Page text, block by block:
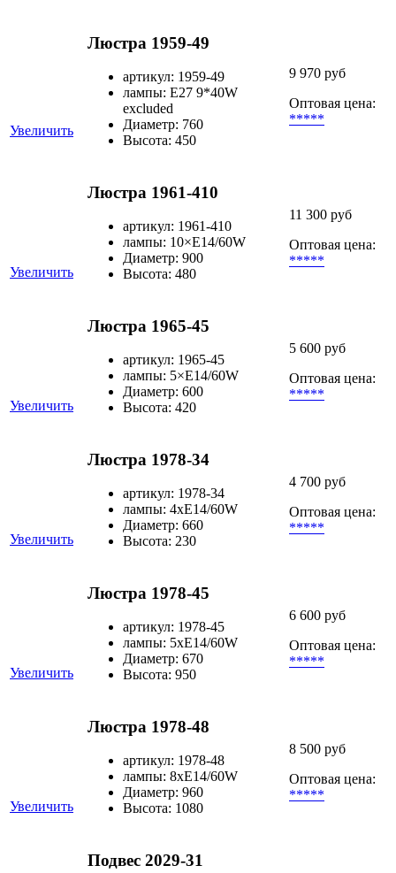
Увеличить
Люстра 1959-49
артикул: 1959-49
лампы: E27 9*40W
excluded
Диаметр: 760
Высота: 450
9 970 руб
Оптовая цена:
*****
Увеличить
Люстра 1961-410
артикул: 1961-410
лампы: 10×Е14/60W
Диаметр: 900
Высота: 480
11 300 руб
Оптовая цена:
*****
Увеличить
Люстра 1965-45
артикул: 1965-45
лампы: 5×Е14/60W
Диаметр: 600
Высота: 420
5 600 руб
Оптовая цена:
*****
Увеличить
Люстра 1978-34
артикул: 1978-34
лампы: 4хЕ14/60W
Диаметр: 660
Высота: 230
4 700 руб
Оптовая цена:
*****
Увеличить
Люстра 1978-45
артикул: 1978-45
лампы: 5хЕ14/60W
Диаметр: 670
Высота: 950
6 600 руб
Оптовая цена:
*****
Увеличить
Люстра 1978-48
артикул: 1978-48
лампы: 8хЕ14/60W
Диаметр: 960
Высота: 1080
8 500 руб
Оптовая цена:
*****
Подвес 2029-31